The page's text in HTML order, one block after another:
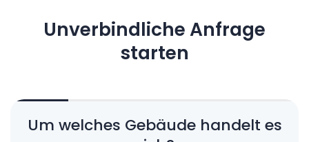
Unverbindliche Anfrage
starten